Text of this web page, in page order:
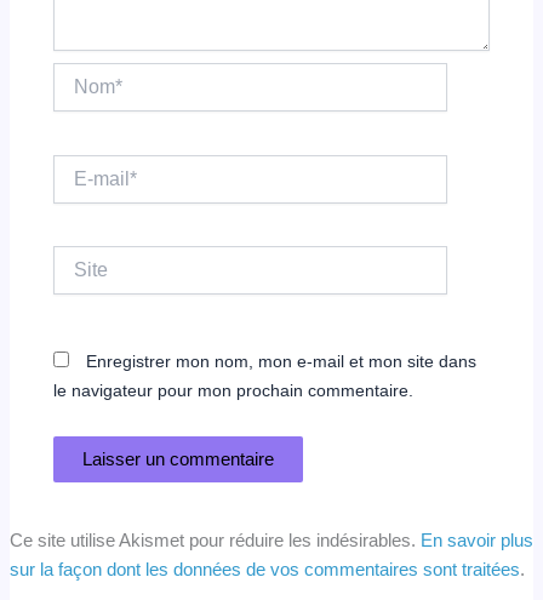
Nom*
mail*
Site
Enregistrer mon nom, mon e-mail et mon site dans
le navigateur pour mon prochain commentaire.
Ce site utilise Akismet pour réduire les indésirables. En savoir plus
sur la façon dont les données de vos commentaires sont traitées.